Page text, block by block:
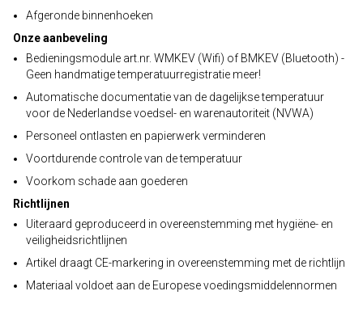
Afgeronde binnenhoeken
Onze aanbeveling
Bedieningsmodule art.nr. WMKEV (Wifi) of BMKEV (Bluetooth) -
Geen handmatige temperatuurregistratie meer!
Automatische documentatie van de dagelijkse temperatuur
voor de Nederlandse voedsel- en warenautoriteit (NVWA)
Personeel ontlasten en papierwerk verminderen
Voortdurende controle van de temperatuur
Voorkom schade aan goederen
Richtlijnen
Uiteraard geproduceerd in overeenstemming met hygiëne- en
veiligheidsrichtlijnen
Artikel draagt CE-markering in overeenstemming met de richtlijn
Materiaal voldoet aan de Europese voedingsmiddelennormen